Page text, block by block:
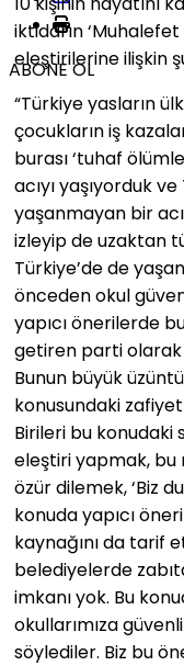
ABONE OL
iktidarın
eleştirilerine ilişkin
“Türkiye yasların
çocukların iş
burası ‘tuhaf
acıyı yaşıyorduk
yaşanmayan bir acı
izleyip de uzaktan
Türkiye’de de
önceden okul
yapıcı önerilerde
getiren parti olarak
Bunun büyük
konusundaki
Birileri bu konudaki
eleştiri yapmak, bu
özür dilemek, ‘Biz
konuda yapıcı
kaynağını da tarif
belediyelerde
imkanı yok. Bu
okullarımıza
söylediler. Biz bu